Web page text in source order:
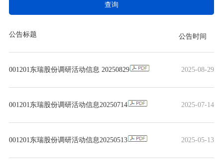
查询
公告标题 公告时间
001201东瑞股份调研活动信息 20250829 2025-08-29
001201东瑞股份调研活动信息20250714 2025-07-14
001201东瑞股份调研活动信息20250513 2025-05-13